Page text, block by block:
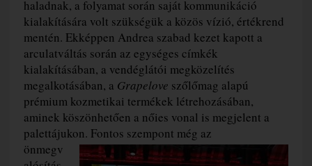
haladnak, a folyamat során saját kommunikáció
kialakítására volt szükségük a közös vízió, értékrend
mentén. Ekképpen Andrea szabad kezet kapott a
arculatváltás során az egységes címkék
kialakításában, a vendéglátói megközelítés
megalkotásában, a Grapelove szőlőmag alapú
prémium kozmetikai termékek létrehozásában,
aminek köszönhetően a nőies vonal is megjelent a
palettájukon. Fontos szempont még az
önmegv